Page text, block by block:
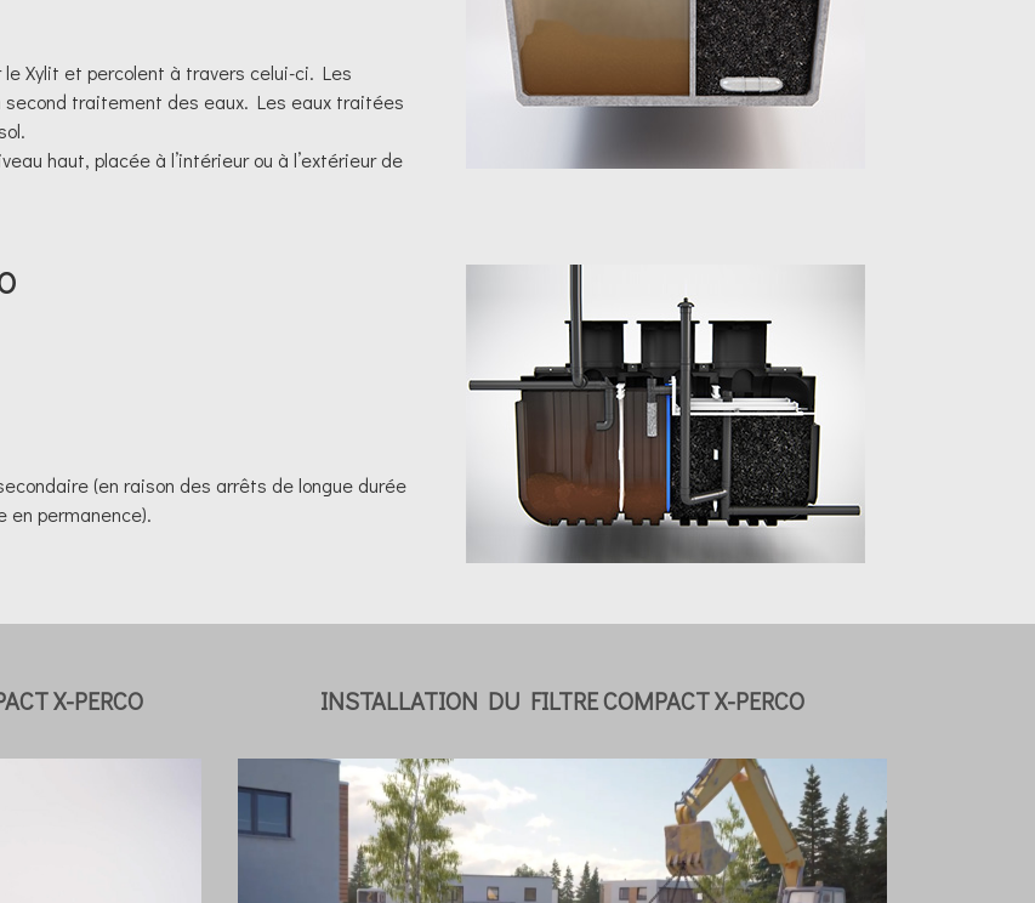
Xylit et percolent à travers celui-ci. Les
traitement des eaux. Les eaux traitées
haut, placée à l’intérieur ou à l’extérieur de
(en raison des arrêts de longue durée
en permanence).
X-PERCO INSTALLATION DU FILTRE COMPACT X-PERCO